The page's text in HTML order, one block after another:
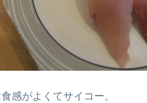
感がよくてサイコー。